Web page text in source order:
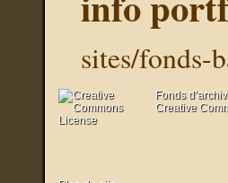
sites/
Fonds
Creative